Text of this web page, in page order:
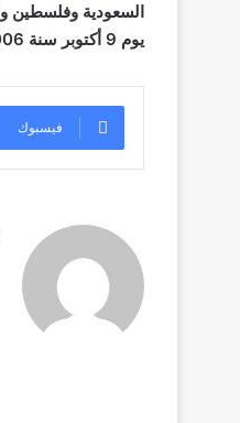
السعودية وفلسطين
يوم 9 أكتوبر سنة 2006 الموافق ليوم 16 رمضان سنة 1427 هجرية عن 81 عاما
فيسبوك